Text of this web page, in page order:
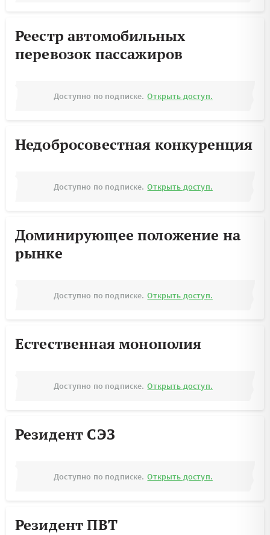
Реестр автомобильных
перевозок пассажиров
Доступно по подписке. Открыть доступ.
Недобросовестная конкуренция
Доступно по подписке. Открыть доступ.
Доминирующее положение на
рынке
Доступно по подписке. Открыть доступ.
Естественная монополия
Доступно по подписке. Открыть доступ.
Резидент СЭЗ
Доступно по подписке. Открыть доступ.
Резидент ПВТ